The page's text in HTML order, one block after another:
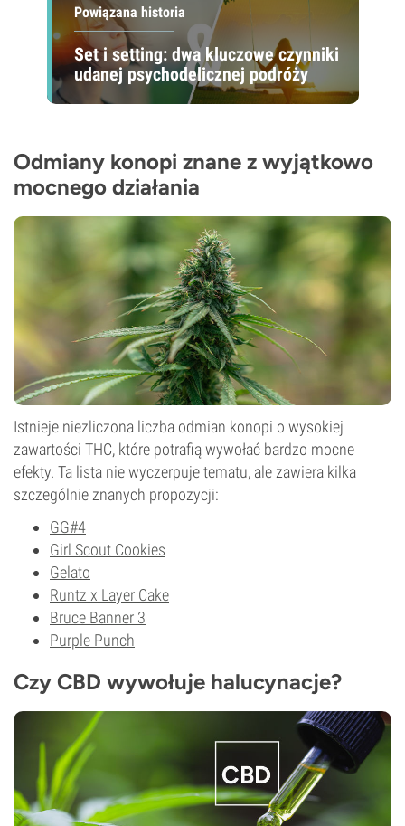
Powiązana historia
Set i setting: dwa kluczowe czynniki
udanej psychodelicznej podróży
Odmiany konopi znane z wyjątkowo
mocnego działania
Istnieje niezliczona liczba odmian konopi o wysokiej
zawartości THC, które potrafią wywołać bardzo mocne
efekty. Ta lista nie wyczerpuje tematu, ale zawiera kilka
szczególnie znanych propozycji:
GG#4
Girl Scout Cookies
Gelato
Runtz x Layer Cake
Bruce Banner 3
Purple Punch
Czy CBD wywołuje halucynacje?